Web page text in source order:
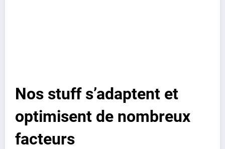
Nos stuff s’adaptent et
optimisent de nombreux
facteurs